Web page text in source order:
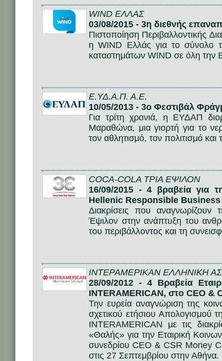
WIND ΕΛΛΑΣ
03/08/2015 - 3η διεθνής
Πιστοποίηση Περιβαλλοντικής
η WIND Ελλάς για το σύνολο
καταστημάτων WIND σε όλη την
Ε.ΥΔ.Α.Π. Α.Ε.
10/05/2013 - 3ο Φεστιβάλ
Για τρίτη χρονιά, η ΕΥΔΑΠ
Μαραθώνα, μια γιορτή για το
τον αθλητισμό, τον πολιτισμό
COCA-COLA ΤΡΙΑ ΕΨΙΛΟΝ
16/09/2015 - 4 βραβεία για
Hellenic Responsible Business
Διακρίσεις που
Έψιλον στην ανάπτυξη του
του περιβάλλοντος και τη
ΙΝΤΕΡΑΜΕΡΙΚΑΝ ΕΛΛΗΝΙΚΗ
28/09/2012 - 4 Βραβεία
INTERAMERICAN, στο CEO &
Την ευρεία αναγνώριση της
σχετικού ετήσιου Απολογισμού
INTERAMERICAN με τις
«Θαλής» για την Εταιρική
συνεδρίου CEO & CSR Money
στις 27 Σεπτεμβρίου στην Αθήνα.